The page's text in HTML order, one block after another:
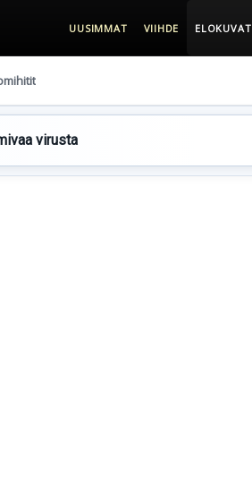
UUSIMMAT VIIHDE ELOKUVAT
virusta